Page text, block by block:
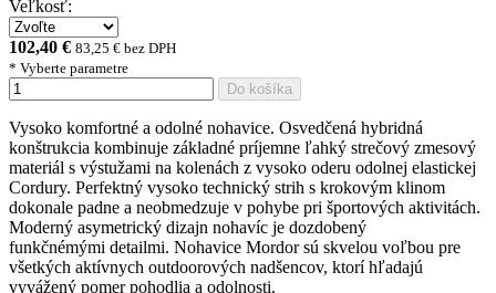
Veľkosť:
102,40 € 83,25 € bez DPH
* Vyberte parametre
Do košíka
Vysoko komfortné a odolné nohavice. Osvedčená hybridná
konštrukcia kombinuje základné príjemne ľahký strečový zmesový
materiál s výstužami na kolenách z vysoko oderu odolnej elastickej
Cordury. Perfektný vysoko technický strih s krokovým klinom
dokonale padne a neobmedzuje v pohybe pri športových aktivitách.
Moderný asymetrický dizajn nohavíc je dozdobený
funkčnémými detailmi. Nohavice Mordor sú skvelou voľbou pre
všetkých aktívnych outdoorových nadšencov, ktorí hľadajú
vyvážený pomer pohodlia a odolnosti.